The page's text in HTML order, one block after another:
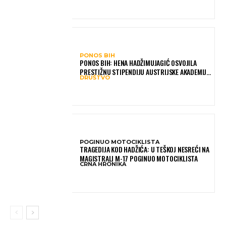
PONOS BIH
PONOS BIH: HENA HADŽIMUJAGIĆ OSVOJILA
PRESTIŽNU STIPENDIJU AUSTRIJSKE AKADEMIJE
NAUKA, NJENO ISTRAŽIVANJE MOGLO BI POMOĆI
DRUŠTVO
POGINUO MOTOCIKLISTA
TRAGEDIJA KOD HADŽIĆA: U TEŠKOJ NESREĆI NA
MAGISTRALI M-17 POGINUO MOTOCIKLISTA
CRNA HRONIKA